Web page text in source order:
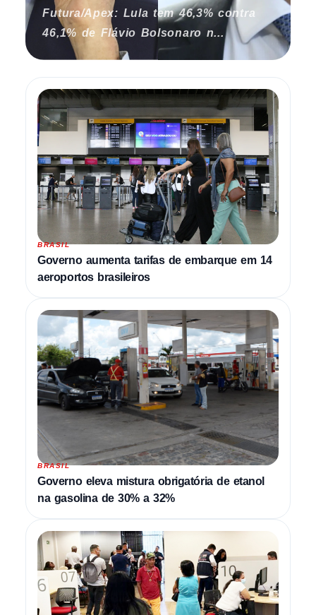
Futura/Apex: Lula tem 46,3% contra
46,1% de Flávio Bolsonaro n...
BRASIL
Governo aumenta tarifas de embarque em 14
aeroportos brasileiros
BRASIL
Governo eleva mistura obrigatória de etanol
na gasolina de 30% a 32%